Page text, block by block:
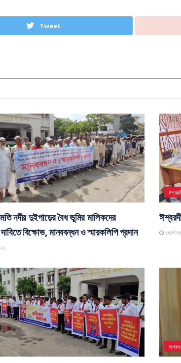
Tweet
নদীর দুইপাড়ের বৈধ ভূমির মালিকদের
বিক্ষোভ, মানববন্ধন ও স্মারকলিপি প্রদান
অপরাধ